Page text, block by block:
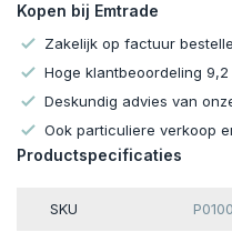
Kopen bij Emtrade
Zakelijk op factuur
Hoge klantbeoordeling
Deskundig advies van
Ook particuliere verkoop
Productspecificaties
SKU P0100